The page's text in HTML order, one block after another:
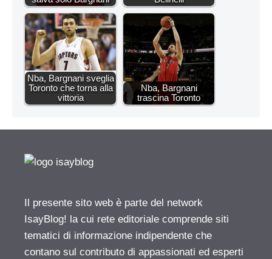
Nba, Bargnani sveglia
Toronto che torna alla
vittoria
Nba, Bargnani
trascina Toronto
Il presente sito web è parte del network
IsayBlog! la cui rete editoriale comprende siti
tematici di informazione indipendente che
contano sul contributo di appassionati ed esperti